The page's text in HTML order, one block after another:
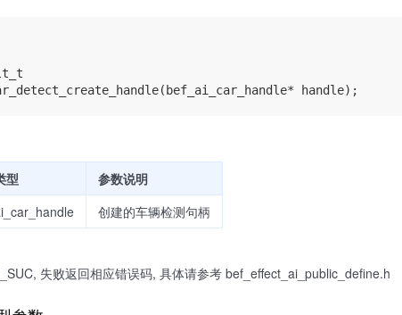
型
参数说明
创建的车辆检测句柄
失败返回相应错误码, 具体请参考 bef_effect_ai_public_define.h